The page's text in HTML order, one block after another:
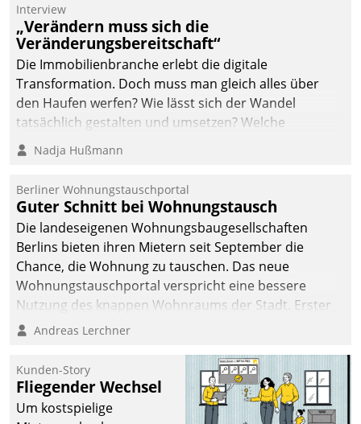
Quartier. Dazwischen
zeigte Datatrain, was es
Neues zu bieten hat.
Interview
„Verändern muss sich die
Veränderungsbereitschaft“
Die Immobilienbranche erlebt die digitale
Transformation. Doch muss man gleich alles über
den Haufen werfen? Wie lässt sich der Wandel
tatsächlich gestalten und umsetzen? Welche
Argumente zählen wirklich?
Nadja Hußmann
Berliner Wohnungstauschportal
Guter Schnitt bei Wohnungstausch
Die landeseigenen Wohnungsbaugesellschaften
Berlins bieten ihren Mietern seit September die
Chance, die Wohnung zu tauschen. Das neue
Wohnungstauschportal verspricht eine bessere
Nutzung des knappen Wohnraums der Stadt. Erster
Anwendungsfall für Datatrains Lösung API-Hub mit
Unternehmen.
Andreas Lerchner
Kunden-Story
Fliegender Wechsel
Um kostspielige